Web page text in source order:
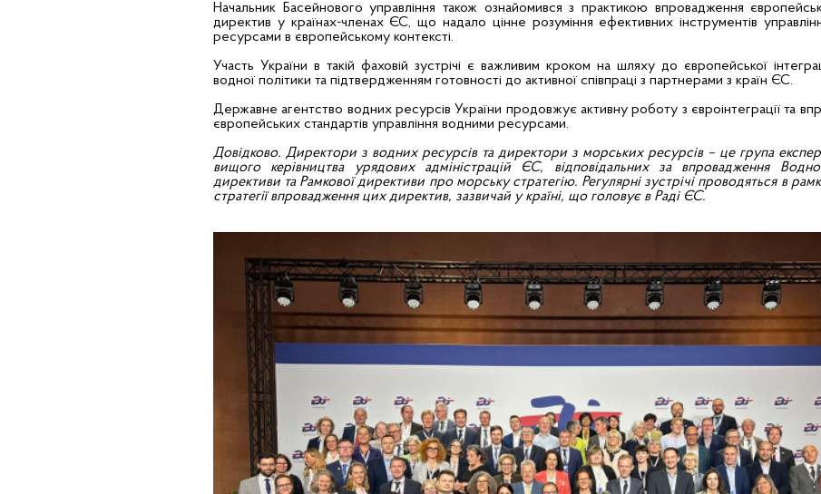
Начальник Басейнового управління також ознайомився з практикою впровадження
директив у країнах-членах ЄС, що надало цінне розуміння ефективних інструментів
ресурсами в європейському контексті.
Участь України в такій фаховій зустрічі є важливим кроком на шляху до європейської
водної політики та підтвердженням готовності до активної співпраці з партнерами з країн ЄС.
Державне агентство водних ресурсів України продовжує активну роботу з євроінтеграції та
європейських стандартів управління водними ресурсами.
Довідково. Директори з водних ресурсів та директори з морських ресурсів – це група
вищого керівництва урядових адміністрацій ЄС, відповідальних за впровадження
директиви та Рамкової директиви про морську стратегію. Регулярні зустрічі проводяться в
стратегії впровадження цих директив, зазвичай у країні, що головує в Раді ЄС.